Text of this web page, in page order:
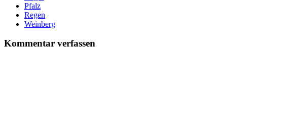
Pfalz
Regen
Weinberg
Kommentar verfassen